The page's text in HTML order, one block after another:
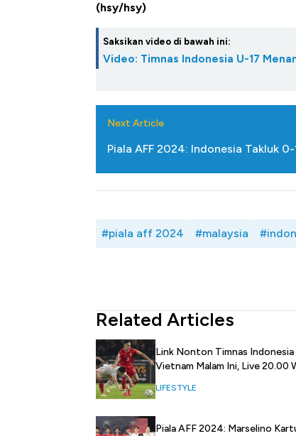
(hsy/hsy)
Saksikan video di bawah ini:
Video: Timnas Indonesia U-17
Next Article
Piala AFF 2024: Indonesia Takluk
#piala aff 2024 #malaysia
Related Articles
Link Nonton Timnas Indonesia
Vietnam Malam Ini, Live 20.00
LIFESTYLE
Piala AFF 2024: Marselino